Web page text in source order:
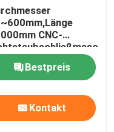
CNC-
Bestpreis
Kontakt